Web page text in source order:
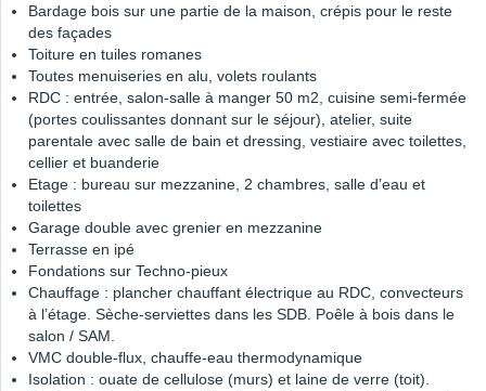
Bardage bois sur une partie de la maison, crépis pour le reste
des façades
Toiture en tuiles romanes
Toutes menuiseries en alu, volets roulants
RDC : entrée, salon-salle à manger 50 m2, cuisine semi-fermée
(portes coulissantes donnant sur le séjour), atelier, suite
parentale avec salle de bain et dressing, vestiaire avec toilettes,
cellier et buanderie
Etage : bureau sur mezzanine, 2 chambres, salle d’eau et
toilettes
Garage double avec grenier en mezzanine
Terrasse en ipé
Fondations sur Techno-pieux
Chauffage : plancher chauffant électrique au RDC, convecteurs
à l’étage. Sèche-serviettes dans les SDB. Poêle à bois dans le
salon / SAM.
VMC double-flux, chauffe-eau thermodynamique
Isolation : ouate de cellulose (murs) et laine de verre (toit).